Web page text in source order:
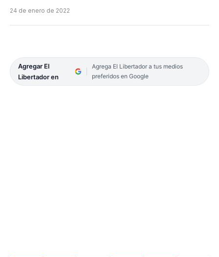
24 de enero de 2022
Agregar El
Libertador en
Agrega El Libertador a tus medios
preferidos en Google